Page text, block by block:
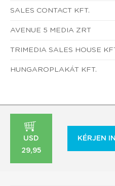
SALES CONTACT KFT.
AVENUE 5 MEDIA ZRT
TRIMEDIA SALES HOUSE
HUNGAROPLAKÁT KFT.
USD
29,95
KÉRJEN